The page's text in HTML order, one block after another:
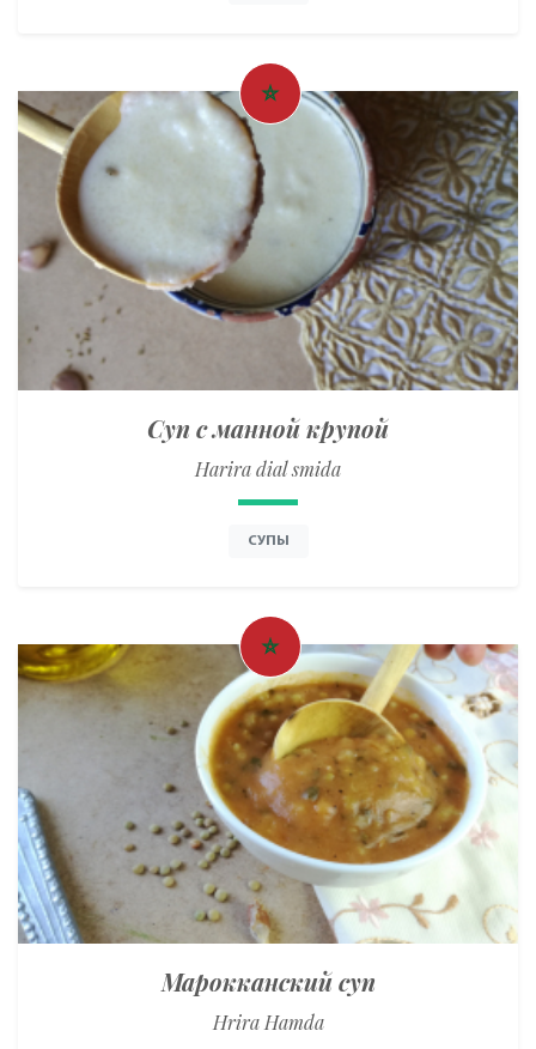
Суп с манной крупой
Harira dial smida
СУПЫ
Марокканский суп
Hrira Hamda